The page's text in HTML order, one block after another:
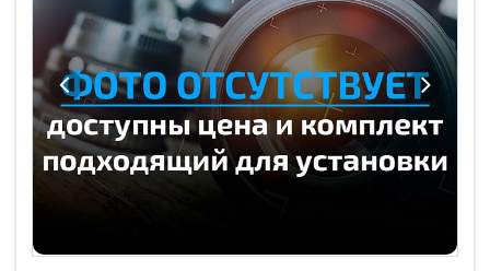
Previous Next